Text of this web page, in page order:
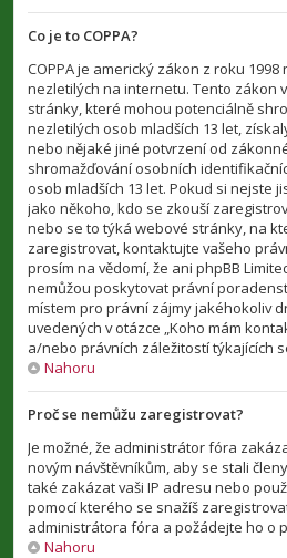
Co je to COPPA?
COPPA je americký zákon z roku
nezletilých na internetu. Tento zákon
stránky, které mohou potenciálně
nezletilých osob mladších 13 let,
nebo nějaké jiné potvrzení od
shromažďování osobních
osob mladších 13 let. Pokud si nejste
jako někoho, kdo se zkouší
nebo se to týká webové stránky, na
zaregistrovat, kontaktujte vašeho
prosím na vědomí, že ani phpBB
nemůžou poskytovat právní
místem pro právní zájmy jakéhokoliv
uvedených v otázce „Koho mám
a/nebo právních záležitostí týkajících
Nahoru
Proč se nemůžu zaregistrovat?
Je možné, že administrátor fóra
novým návštěvníkům, aby se stali
také zakázat vaši IP adresu nebo
pomocí kterého se snažíš
administrátora fóra a požádejte ho o
Nahoru